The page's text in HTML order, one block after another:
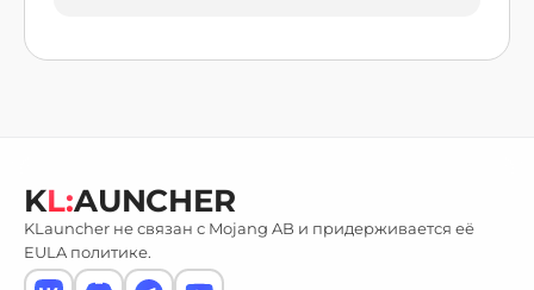
KL:AUNCHER
KLauncher не связан с Mojang AB и придерживается её
EULA политике.